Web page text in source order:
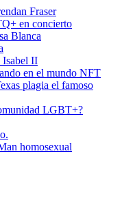
Fraser
en concierto
Blanca
Isabel II
en el mundo NFT
plagia el famoso
LGBT+?
homosexual